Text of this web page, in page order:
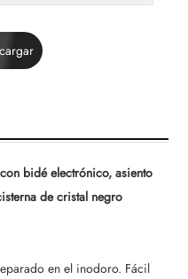
bidé electrónico, asiento
de cristal negro
en el inodoro. Fácil